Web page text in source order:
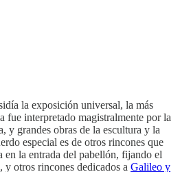
la exposición universal, la más
fue interpretado magistralmente por la
y grandes obras de la escultura y la
especial es de otros rincones que
en la entrada del pabellón, fijando el
otros rincones dedicados a Galileo y